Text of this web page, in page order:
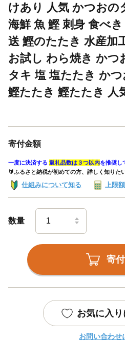
けあり 人気 かつおの
海鮮 魚 鰹 刺身 食べ
送 鰹のたたき 水産加
お試し わら焼き かつ
タキ 塩 塩たたき か
鰹たたき 鰹たたき 人
寄付金額
一度に決済する 返礼品数は３つ以内を推奨し
🔰ふるさと納税が初めての方、詳しく知りた
仕組みについて知る 上限
数量
寄
お気に入
お問い合わせ